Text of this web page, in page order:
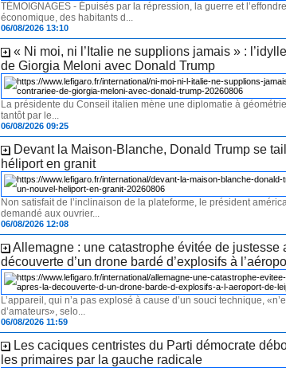
TÉMOIGNAGES - Épuisés par la répression, la guerre et
économique, des habitants d...
06/08/2026 13:10
« Ni moi, ni l’Italie ne supplions jamais » :
de Giorgia Meloni avec Donald Trump
La présidente du Conseil italien mène une diplomatie à
tantôt par le...
06/08/2026 09:25
Devant la Maison-Blanche, Donald Trump se
héliport en granit
Non satisfait de l’inclinaison de la plateforme, le président
demandé aux ouvrier...
06/08/2026 12:08
Allemagne : une catastrophe évitée de justesse
découverte d’un drone bardé d’explosifs à
L’appareil, qui n’a pas explosé à cause d’un souci technique,
d’amateurs», selo...
06/08/2026 11:59
Les caciques centristes du Parti démocrate
les primaires par la gauche radicale